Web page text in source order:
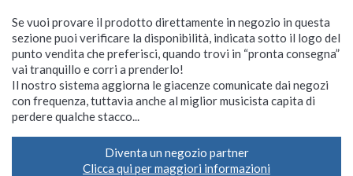
Se vuoi provare il prodotto direttamente in negozio in questa
sezione puoi verificare la disponibilità, indicata sotto il logo del
punto vendita che preferisci, quando trovi in “pronta consegna”
vai tranquillo e corri a prenderlo!
Il nostro sistema aggiorna le giacenze comunicate dai negozi
con frequenza, tuttavia anche al miglior musicista capita di
perdere qualche stacco...
Diventa un negozio partner
Clicca qui per maggiori informazioni